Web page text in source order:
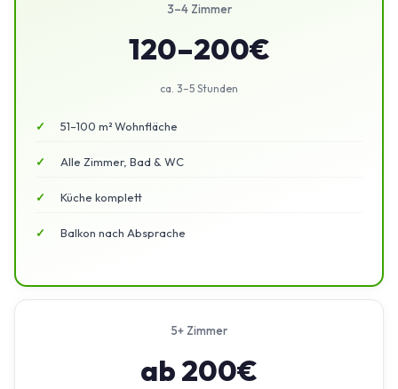
3–4 Zimmer
120–200€
ca. 3–5 Stunden
51–100 m² Wohnfläche
Alle Zimmer, Bad & WC
Küche komplett
Balkon nach Absprache
5+ Zimmer
ab 200€